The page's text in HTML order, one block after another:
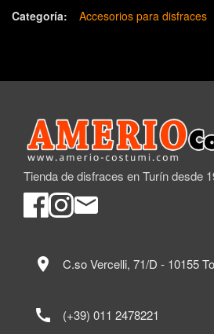
Categoría: Accesorios para disfraces
Tienda de disfraces en Turín desde
location_on C.so Vercelli, 71/D - 10155
call (+39) 011 2478221